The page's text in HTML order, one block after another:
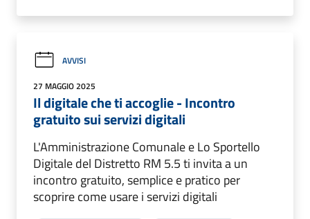
AVVISI
27 MAGGIO 2025
Il digitale che ti accoglie - Incontro
gratuito sui servizi digitali
L'Amministrazione Comunale e Lo Sportello
Digitale del Distretto RM 5.5 ti invita a un
incontro gratuito, semplice e pratico per
scoprire come usare i servizi digitali